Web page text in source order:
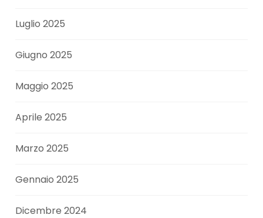
Luglio 2025
Giugno 2025
Maggio 2025
Aprile 2025
Marzo 2025
Gennaio 2025
Dicembre 2024